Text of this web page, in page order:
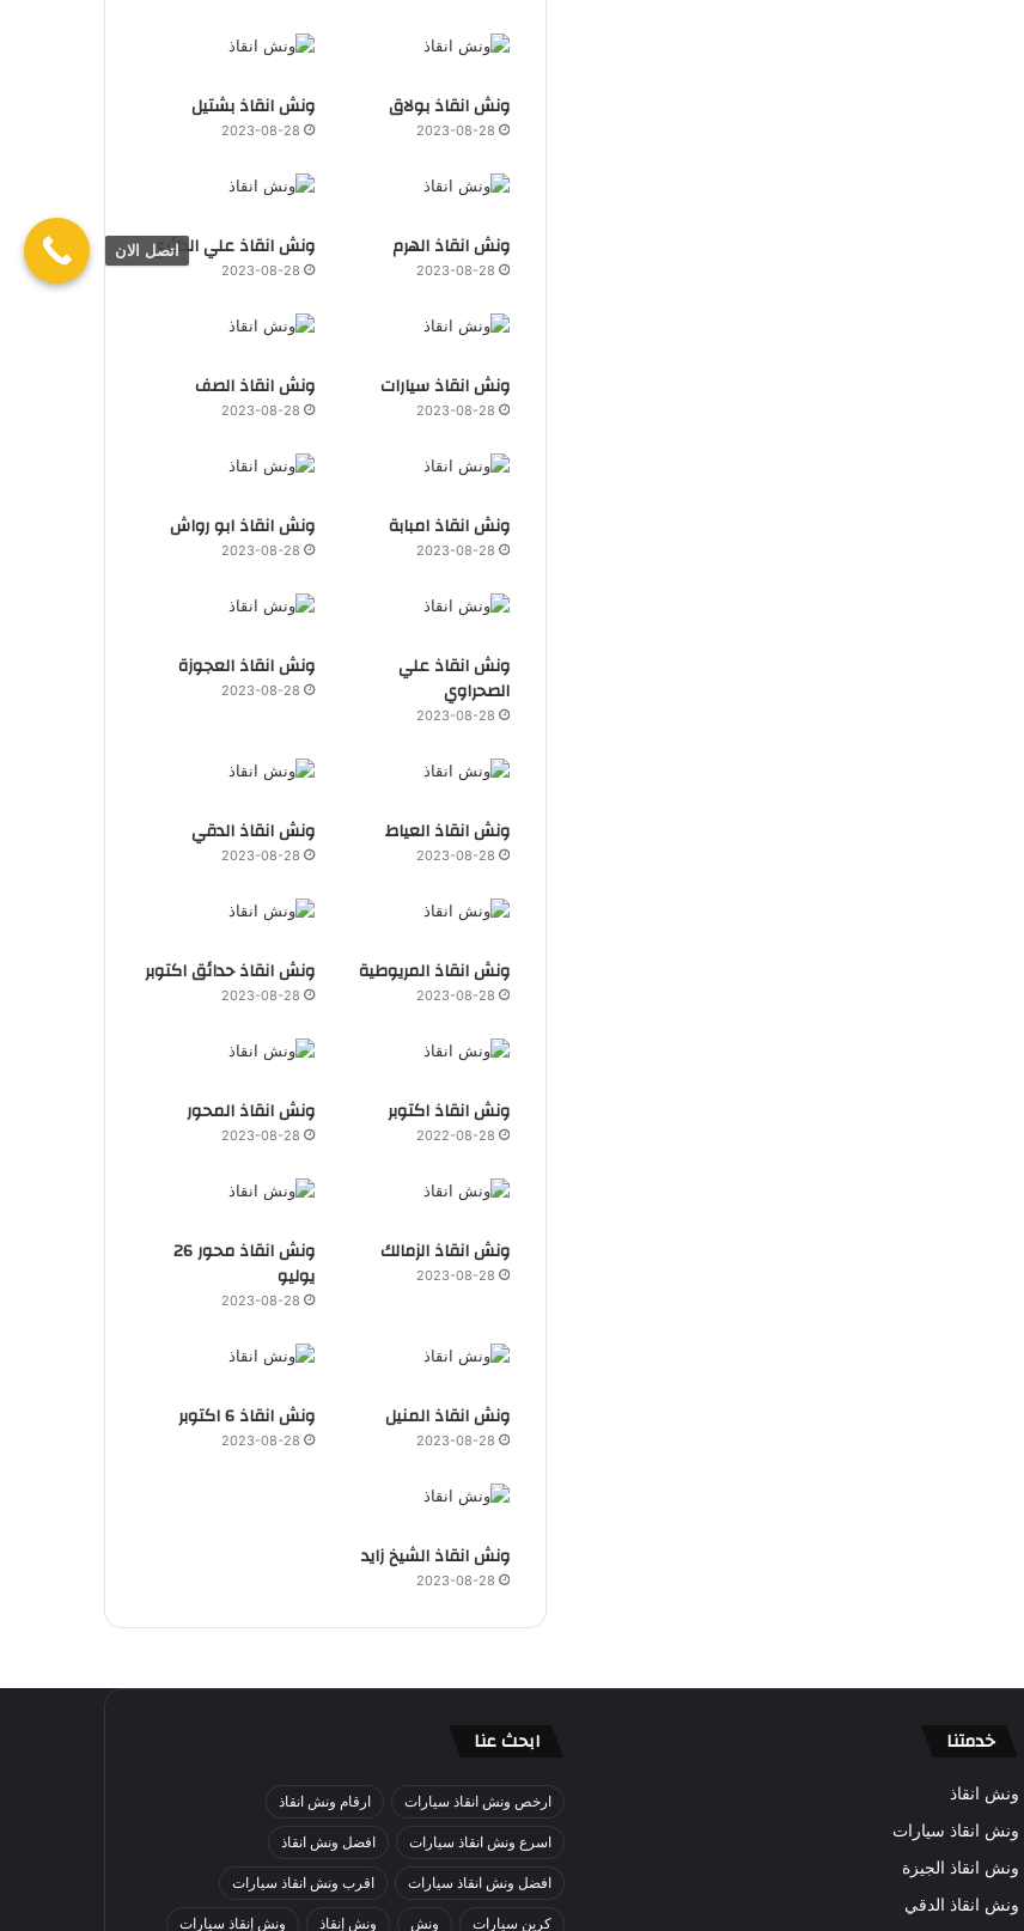
ونش انقاذ بولاق
2023-08-28
ونش انقاذ بشتيل
2023-08-28
ونش انقاذ الهرم
2023-08-28
ونش انقاذ علي الدائري
2023-08-28
ونش انقاذ سيارات
2023-08-28
ونش انقاذ الصف
2023-08-28
ونش انقاذ امبابة
2023-08-28
ونش انقاذ ابو رواش
2023-08-28
ونش انقاذ علي
الصحراوي
2023-08-28
ونش انقاذ العجوزة
2023-08-28
ونش انقاذ العياط
2023-08-28
ونش انقاذ الدقي
2023-08-28
ونش انقاذ المريوطية
2023-08-28
ونش انقاذ حدائق اكتوبر
2023-08-28
ونش انقاذ اكتوبر
2022-08-28
ونش انقاذ المحور
2023-08-28
ونش انقاذ الزمالك
2023-08-28
ونش انقاذ محور 26
يوليو
2023-08-28
ونش انقاذ المنيل
2023-08-28
ونش انقاذ 6 اكتوبر
2023-08-28
ونش انقاذ الشيخ زايد
2023-08-28
خدمتنا
ونش انقاذ
ونش انقاذ سيارات
ونش انقاذ الجيزة
ونش انقاذ الدقي
ابحث عنا
ارخص ونش انقاذ سيارات ارقام ونش انقاذ
اسرع ونش انقاذ سيارات افضل ونش انقاذ
افضل ونش انقاذ سيارات اقرب ونش انقاذ سيارات
كرين سيارات ونش ونش إنقاذ ونش إنقاذ سيارات
اتصل الان